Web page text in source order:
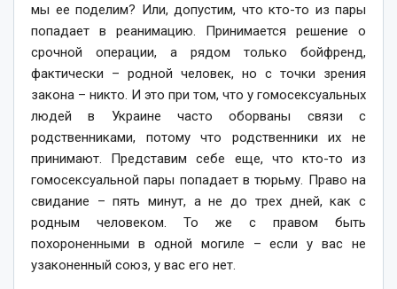
мы ее поделим? Или, допустим, что кто-то из пары
попадает в реанимацию. Принимается решение о
срочной операции, а рядом только бойфренд,
фактически – родной человек, но с точки зрения
закона – никто. И это при том, что у гомосексуальных
людей в Украине часто оборваны связи с
родственниками, потому что родственники их не
принимают. Представим себе еще, что кто-то из
гомосексуальной пары попадает в тюрьму. Право на
свидание – пять минут, а не до трех дней, как с
родным человеком. То же с правом быть
похороненными в одной могиле – если у вас не
узаконенный союз, у вас его нет.